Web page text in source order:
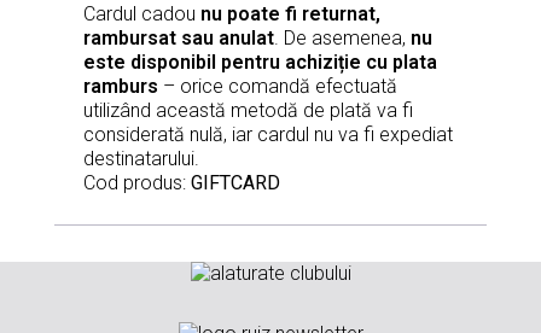
Cardul cadou nu poate fi returnat,
rambursat sau anulat. De asemenea, nu
este disponibil pentru achiziție cu plata
ramburs – orice comandă efectuată
utilizând această metodă de plată va fi
considerată nulă, iar cardul nu va fi expediat
destinatarului.
Cod produs:GIFTCARD